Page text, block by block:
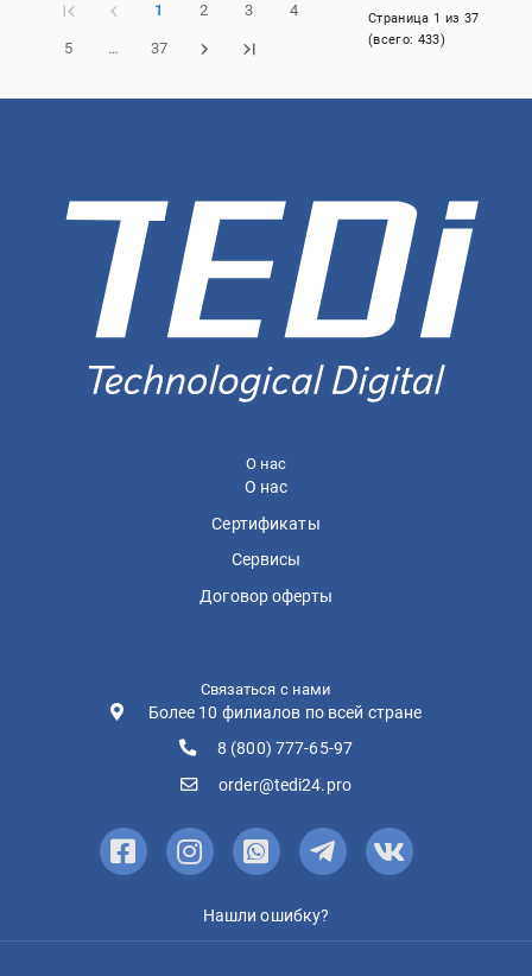
1 2 3 4
5 … 37
Страница 1 из 37
(всего: 433)
О нас
О нас
Сертификаты
Сервисы
Договор оферты
Связаться с нами
Более 10 филиалов по всей стране
8 (800) 777-65-97
order@tedi24.pro
Нашли ошибку?